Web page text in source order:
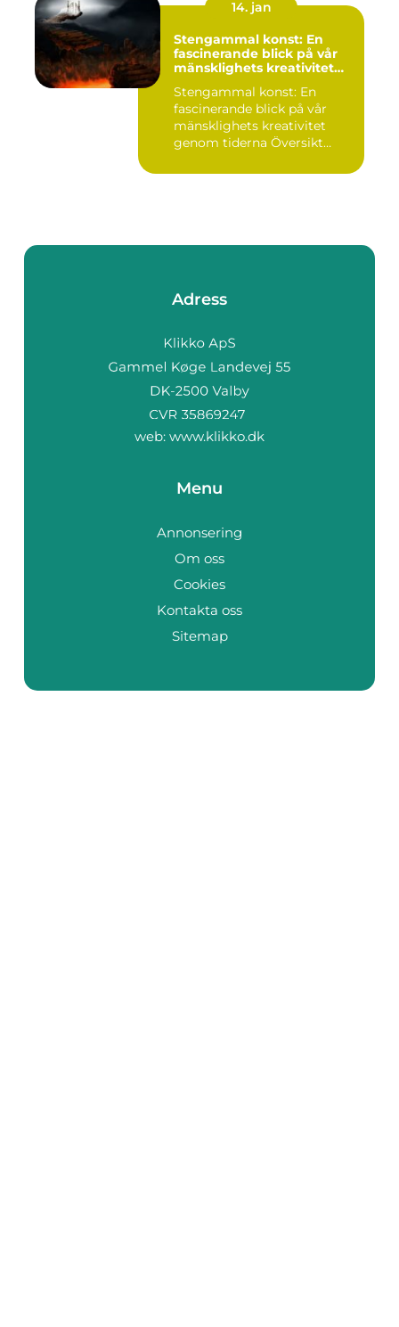
14. jan
Stengammal konst: En
fascinerande blick på vår
mänsklighets kreativitet
Stengammal konst: En
fascinerande blick på vår
mänsklighets kreativitet
genom tiderna Översikt
Adress
web: www.klikko.dk
Menu
Annonsering
Om oss
Cookies
Kontakta oss
Sitemap